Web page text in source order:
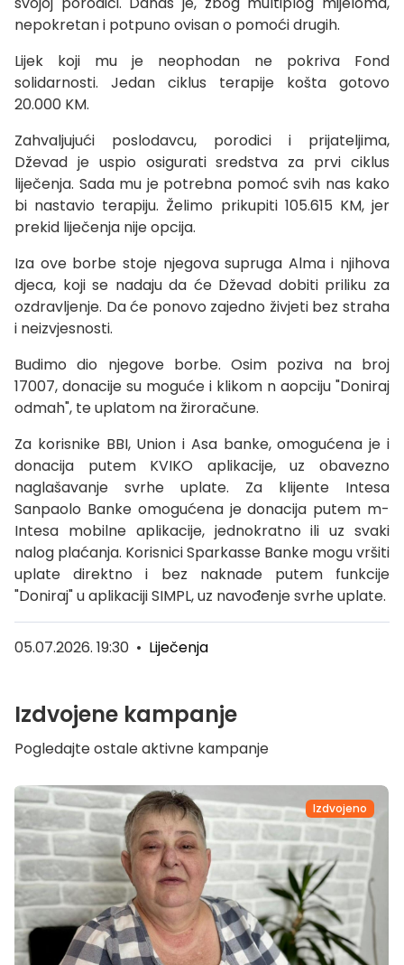
nepokretan i potpuno ovisan o pomoći drugih.
Lijek koji mu je neophodan ne pokriva Fond
solidarnosti. Jedan ciklus terapije košta gotovo
20.000 KM.
Zahvaljujući poslodavcu, porodici i prijateljima,
Dževad je uspio osigurati sredstva za prvi ciklus
liječenja. Sada mu je potrebna pomoć svih nas kako
bi nastavio terapiju. Želimo prikupiti 105.615 KM, jer
prekid liječenja nije opcija.
Iza ove borbe stoje njegova supruga Alma i njihova
djeca, koji se nadaju da će Dževad dobiti priliku za
ozdravljenje. Da će ponovo zajedno živjeti bez straha
i neizvjesnosti.
Budimo dio njegove borbe. Osim poziva na broj
17007, donacije su moguće i klikom n aopciju "Doniraj
odmah", te uplatom na žiroračune.
Za korisnike BBI, Union i Asa banke, omogućena je i
donacija putem KVIKO aplikacije, uz obavezno
naglašavanje svrhe uplate. Za klijente Intesa
Sanpaolo Banke omogućena je donacija putem m-
Intesa mobilne aplikacije, jednokratno ili uz svaki
nalog plaćanja. Korisnici Sparkasse Banke mogu vršiti
uplate direktno i bez naknade putem funkcije
"Doniraj" u aplikaciji SIMPL, uz navođenje svrhe uplate.
05.07.2026. 19:30 • Liječenja
Izdvojene kampanje
Pogledajte ostale aktivne kampanje
Izdvojeno